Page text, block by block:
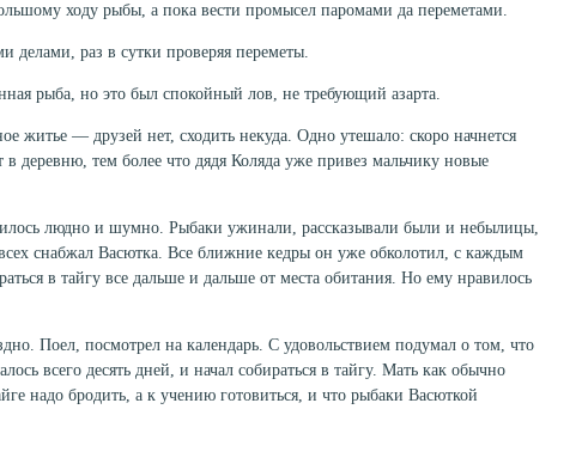
ходу рыбы, а пока вести промысел паромами да переметами.
делами, раз в сутки проверяя переметы.
рыба, но это был спокойный лов, не требующий азарта.
житье — друзей нет, сходить некуда. Одно утешало: скоро начнется
в деревню, тем более что дядя Коляда уже привез мальчику новые
людно и шумно. Рыбаки ужи­нали, рассказывали были и небылицы,
снабжал Васютка. Все ближние кедры он уже обколотил, с каждым
в тайгу все дальше и дальше от места обитания. Но ему нравилось
Поел, посмотрел на кален­дарь. С удовольствием подумал о том, что
всего десять дней, и начал собираться в тайгу. Мать как обычно
надо бродить, а к учению готовиться, и что рыбаки Васюткой